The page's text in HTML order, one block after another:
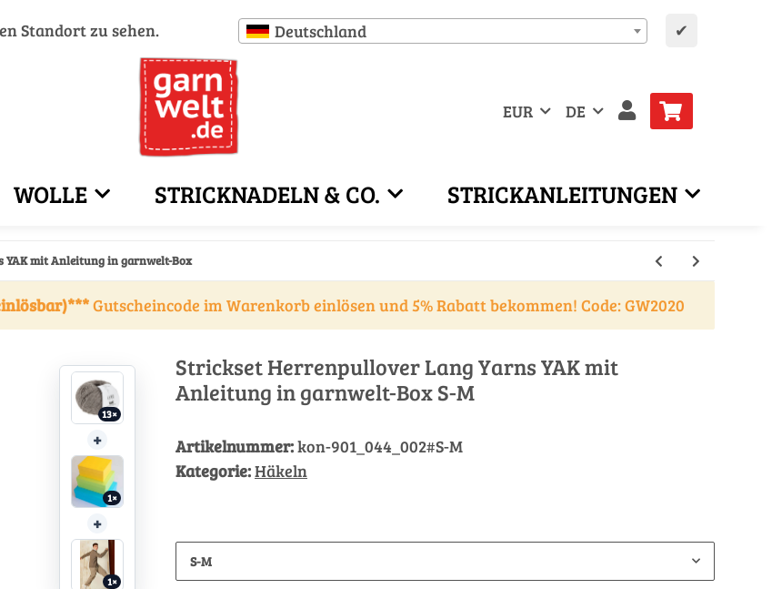
Standort zu sehen. Deutschland ✔
EUR DE
WOLLE STRICKNADELN & CO. STRICKANLEITUNGEN
YAK mit Anleitung in garnwelt-Box
Gutscheincode im Warenkorb einlösen und 5% Rabatt bekommen! Code: GW2020
13×
+
1×
+
1×
Strickset Herrenpullover Lang Yarns YAK mit
Anleitung in garnwelt-Box S-M
Artikelnummer:kon-901_044_002#S-M
Kategorie:Häkeln
S-M